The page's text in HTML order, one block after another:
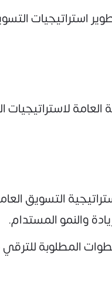
استراتيجيات
لاستراتيجيات
التسويق
والنمو المستدام.
المطلوبة